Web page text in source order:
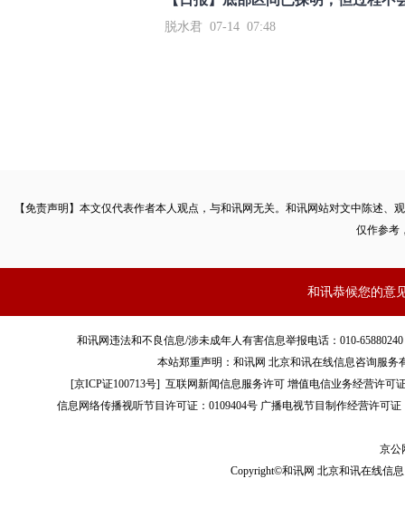
脱水君 07-14 07:48
【免责声明】本文仅代表作者本人观点，与和讯网无关。和讯网站对文中陈述
仅作参考
和讯恭候您的意
和讯网违法和不良信息/涉未成年人有害信息举报电话：010-
本站郑重声明：和讯网 北京和讯在线信息咨询服
[京ICP证100713号]互联网新闻信息服务许可 增值电信业务经营许可
信息网络传播视听节目许可证：0109404号 广播电视节目制作经营许可证
京公
Copyright©和讯网 北京和讯在线信